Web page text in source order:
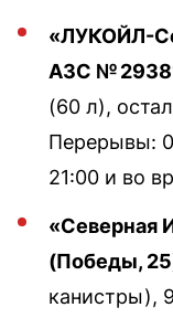
«ЛУКОЙЛ-
АЗС №
(60 л),
Перерывы:
21:00 и во
«Северная
(Победы,
канистры),